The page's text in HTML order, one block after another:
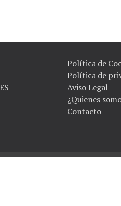
Política de
Política de
Aviso Legal
¿Quienes
Contacto